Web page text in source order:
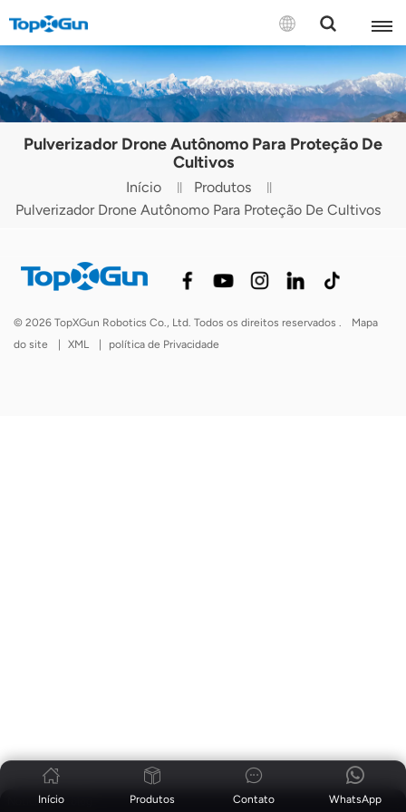
CONTATE-NOS
English
Español
Русский
Português(Brasil)
Türkçe
Pulverizador Drone Autônomo Para Proteção De
Cultivos
Início
Produtos
Pulverizador Drone Autônomo Para Proteção De Cultivos
Notícias |
© 2026 TopXGun Robotics Co., Ltd. Todos os direitos reservados .
Mapa
do site
XML política de Privacidade
Início Produtos WhatsApp
Contato